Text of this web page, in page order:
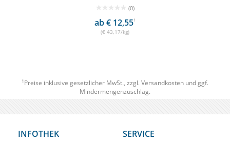
(0)
ab € 12,551
(€ 43,17/kg)
1 Preise inklusive gesetzlicher MwSt., zzgl. Versandkosten und ggf.
Mindermengenzuschlag.
INFOTHEK SERVICE